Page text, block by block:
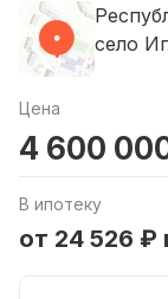
село
Цена
4 600
В ипотеку
от 24 526 ₽